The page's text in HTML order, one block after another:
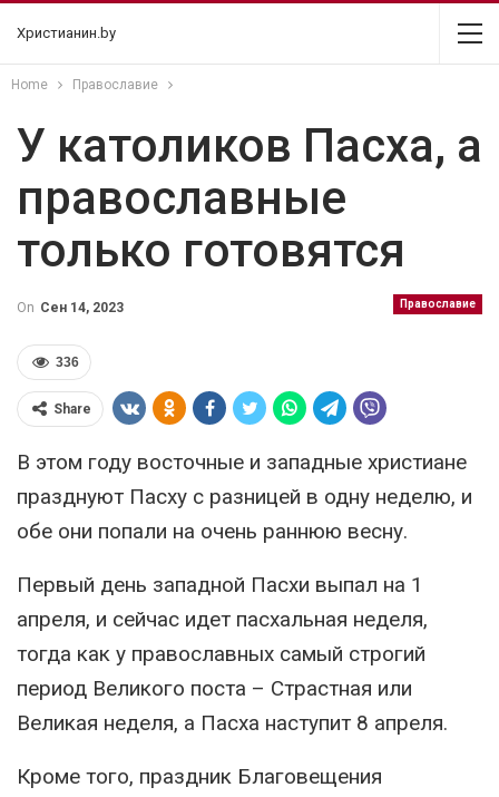
Христианин.by
Home Православие
У католиков Пасха, а
православные
только готовятся
Православие
On Сен 14, 2023
336
Share
В этом году восточные и западные христиане
празднуют Пасху с разницей в одну неделю, и
обе они попали на очень раннюю весну.
Первый день западной Пасхи выпал на 1
апреля, и сейчас идет пасхальная неделя,
тогда как у православных самый строгий
период Великого поста – Страстная или
Великая неделя, а Пасха наступит 8 апреля.
Кроме того, праздник Благовещения